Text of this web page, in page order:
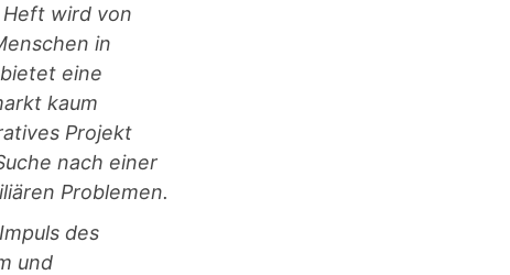
Heft wird von
in
eine
kaum
Projekt
nach einer
Problemen.
des
und